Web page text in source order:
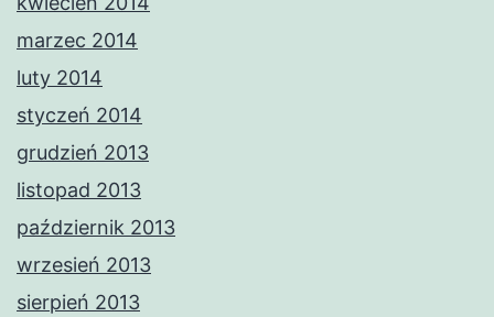
marzec 2014
luty 2014
styczeń 2014
grudzień 2013
listopad 2013
październik 2013
wrzesień 2013
sierpień 2013